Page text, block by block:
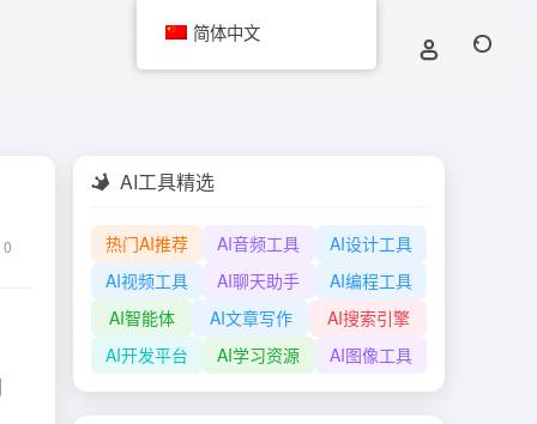
0
AI工具精选
热门AI推荐 AI音频工具
AI设计工具
AI视频工具
AI聊天助手
AI编程工具
AI智能体
AI文章写作
AI搜索引擎
AI开发平台
AI学习资源 AI图像工具
简体中文